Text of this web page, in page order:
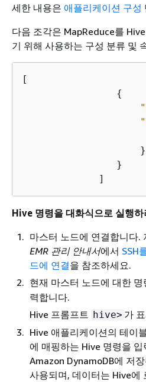
세한 내용은 애플리케이션 구성
다음 조각은 MapReduce를
기 위해 사용하는 구성 분류 및
[
{
                    }
                }
             ]
Hive 명령을 대화식으로 실행하
마스터 노드에 연결합니다.
EMR 관리 안내서에서 SSH
드에 연결을 참조하세요.
현재 마스터 노드에 대한 명
력합니다.
Hive 프롬프트 hive> 가
Hive 애플리케이션의 테이
에 매핑하는 Hive 명령을
Amazon DynamoDB에 저
사용되며, 데이터는 Hive에